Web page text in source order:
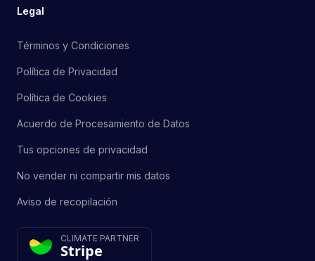
Legal
Términos y Condiciones
Política de Privacidad
Política de Cookies
Acuerdo de Procesamiento de Datos
Tus opciones de privacidad
No vender ni compartir mis datos
Aviso de recopilación
CLIMATE PARTNER
Stripe